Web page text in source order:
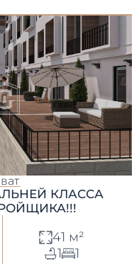
КЛАССА
41 м²
1
1